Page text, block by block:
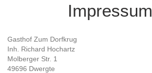
Impressum
Gasthof Zum Dorfkrug
Inh. Richard Hochartz
Molberger Str. 1
49696 Dwergte